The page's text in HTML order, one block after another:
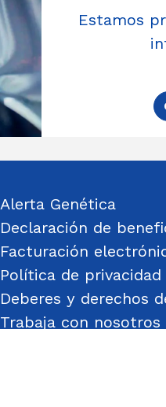
Estamos
Alerta Genética
Declaración de
Facturación
Política de privacidad
Deberes y derechos
Trabaja con nosotros